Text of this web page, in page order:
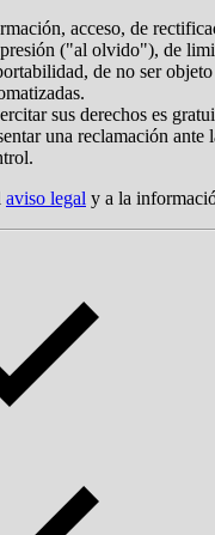
acceso, de
("al olvido"), de
de no ser
sus derechos es
una reclamación ante
aviso legal y a la